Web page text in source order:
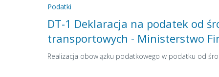
Podatki
DT-1 Deklaracja na podatek od
transportowych - Ministerstwo
Realizacja obowiązku podatkowego w podatku od